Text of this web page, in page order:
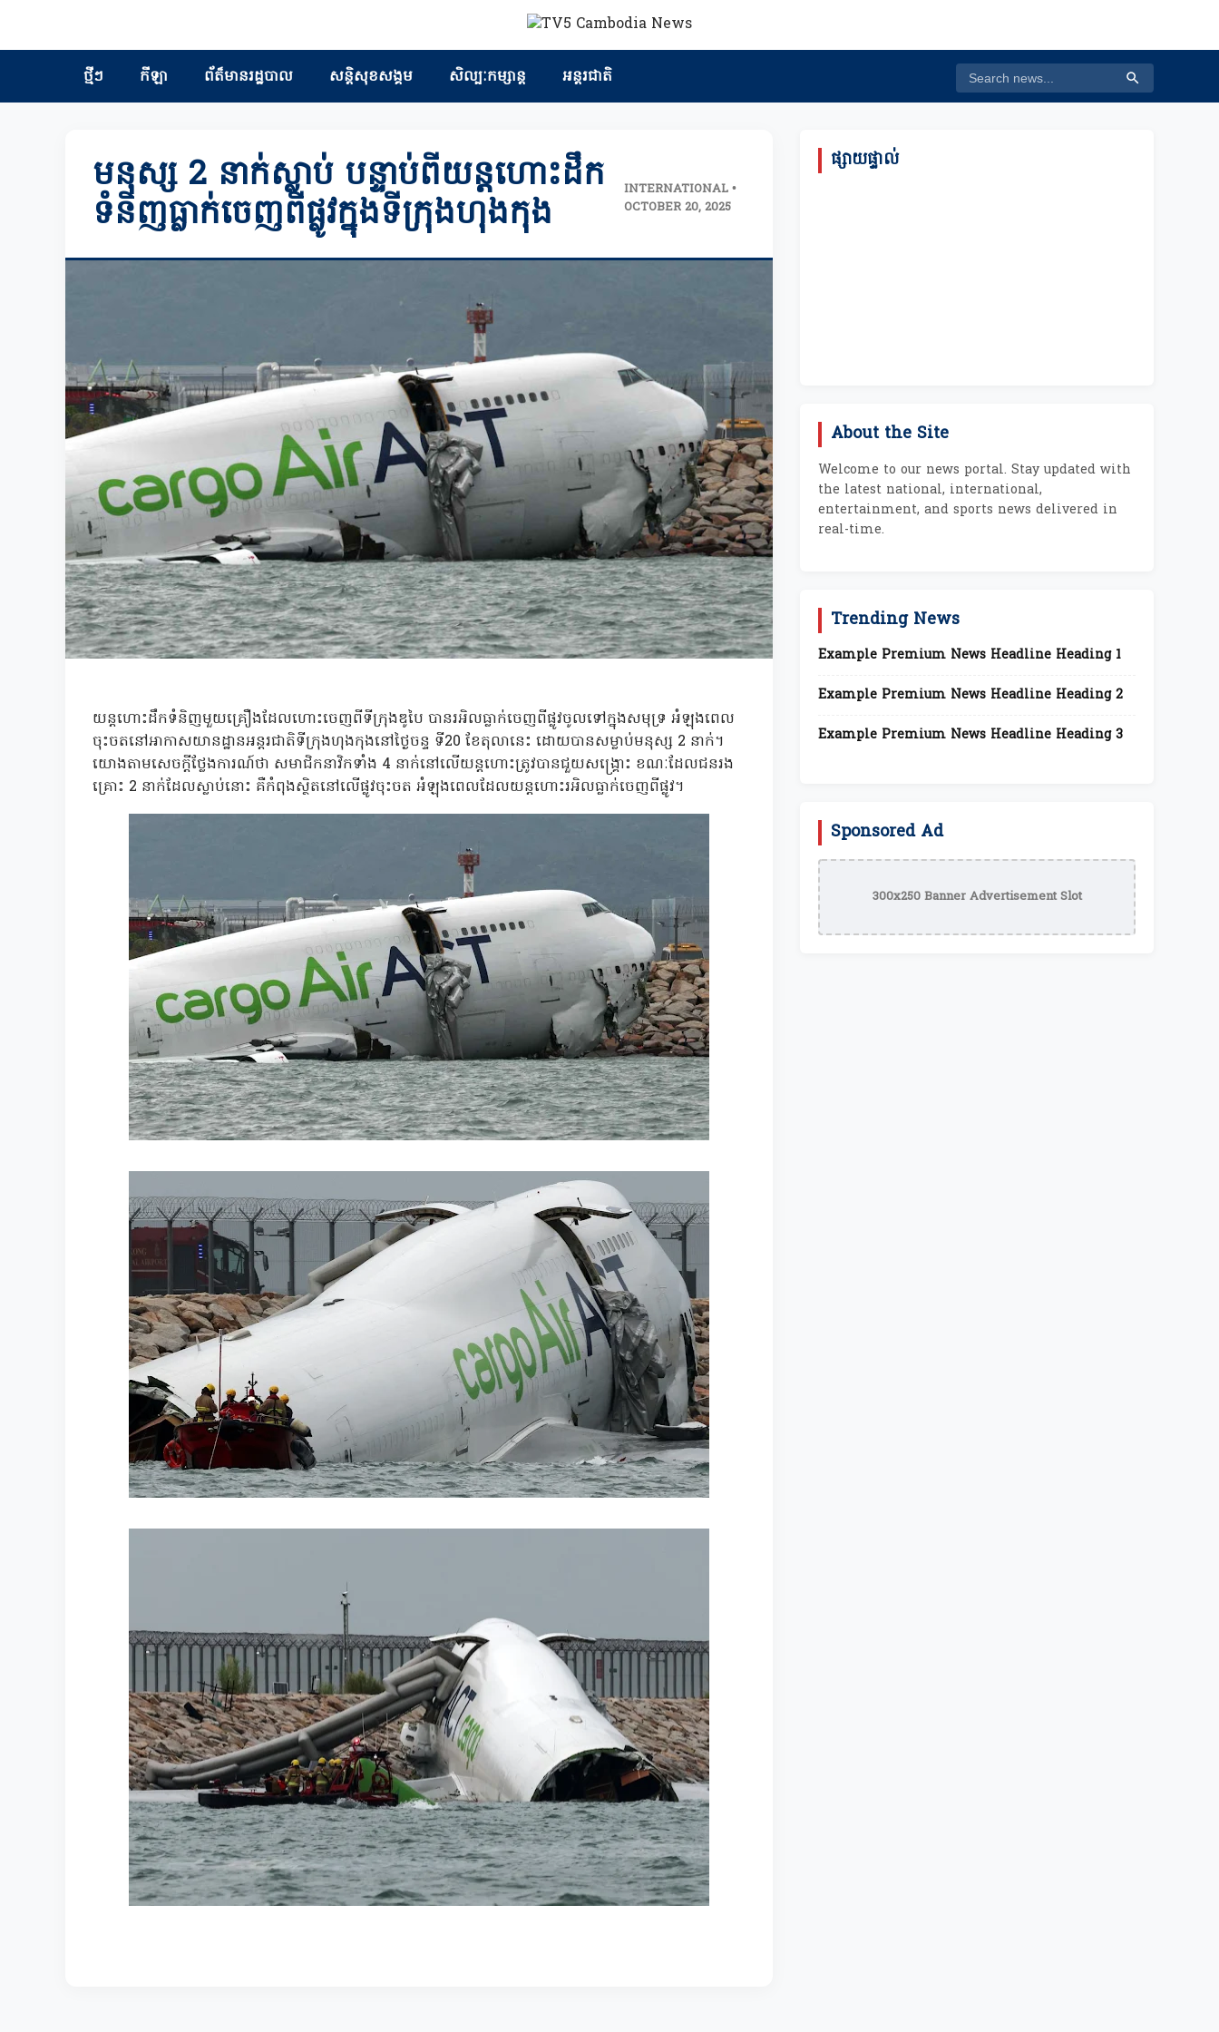
ថ្មីៗ កីឡា ព័ត៏មានរដ្ឋបាល សន្តិសុខសង្គម សិល្បៈកម្សាន្ត អន្តរជាតិ
មនុស្ស 2 នាក់ស្លាប់ បន្ទាប់ពីយន្តហោះដឹក
ទំនិញធ្លាក់ចេញពីផ្លូវក្នុងទីក្រុងហុងកុង
INTERNATIONAL •
OCTOBER 20, 2025
យន្តហោះដឹកទំនិញមួយគ្រឿងដែលហោះចេញពីទីក្រុងឌូបៃ បានរអិលធ្លាក់ចេញពីផ្លូវចូលទៅក្នុងសមុទ្រ អំឡុងពេល
ចុះចតនៅអាកាសយានដ្ឋានអន្តរជាតិទីក្រុងហុងកុងនៅថ្ងៃចន្ទ ទី20 ខែតុលានេះ ដោយបានសម្លាប់មនុស្ស 2 នាក់។
យោងតាមសេចក្តីថ្លែងការណ៍ថា សមាជិកនាវិកទាំង 4 នាក់នៅលើយន្តហោះត្រូវបានជួយសង្គ្រោះ ខណៈដែលជនរង
គ្រោះ 2 នាក់ដែលស្លាប់នោះ គឺកំពុងស្ថិតនៅលើផ្លូវចុះចត អំឡុងពេលដែលយន្តហោះរអិលធ្លាក់ចេញពីផ្លូវ។
ផ្សាយផ្ទាល់
About the Site
Welcome to our news portal. Stay updated with
the latest national, international,
entertainment, and sports news delivered in
real-time.
Trending News
Example Premium News Headline Heading 1
Example Premium News Headline Heading 2
Example Premium News Headline Heading 3
Sponsored Ad
300x250 Banner Advertisement Slot